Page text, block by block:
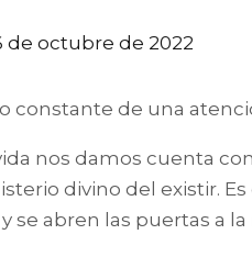
de octubre de 2022
constante de una
nos damos cuenta
divino del existir.
abren las puertas a